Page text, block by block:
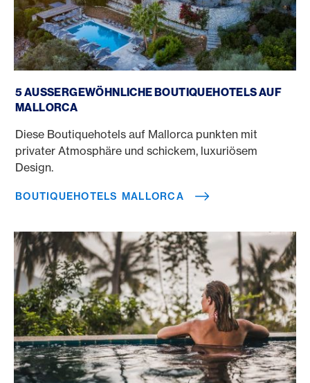
5 AUSSERGEWÖHNLICHE BOUTIQUEHOTELS AUF
MALLORCA
Diese Boutiquehotels auf Mallorca punkten mit
privater Atmosphäre und schickem, luxuriösem
Design.
BOUTIQUEHOTELS MALLORCA